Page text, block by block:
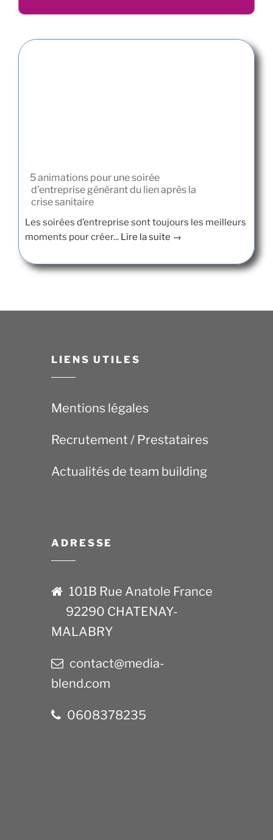
5 animations pour une soirée
d’entreprise générant du lien après la
crise sanitaire
Les soirées d’entreprise sont toujours les meilleurs
moments pour créer... Lire la suite →
LIENS UTILES
Mentions légales
Recrutement / Prestataires
Actualités de team building
ADRESSE
101B Rue Anatole France
92290 CHATENAY-
MALABRY
contact@media-
blend.com
0608378235